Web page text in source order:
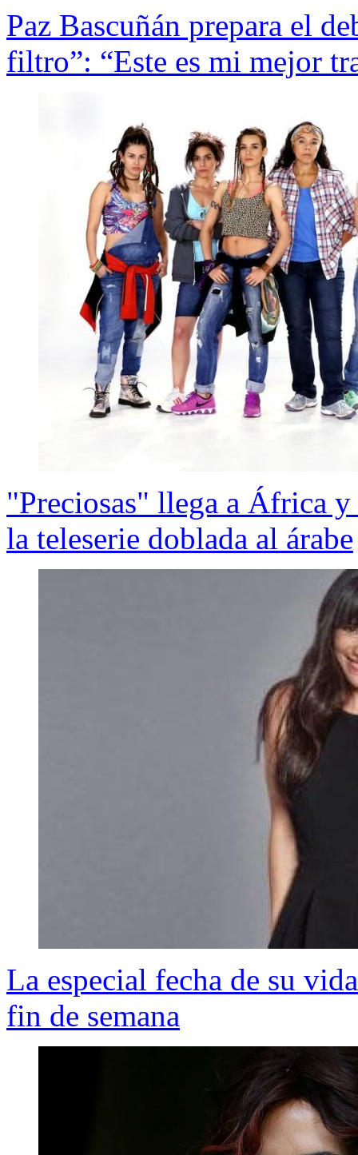
Paz Bascuñán prepara el
filtro”: “Este es mi mejor
"Preciosas" llega a África
la teleserie doblada al árabe
La especial fecha de su
fin de semana